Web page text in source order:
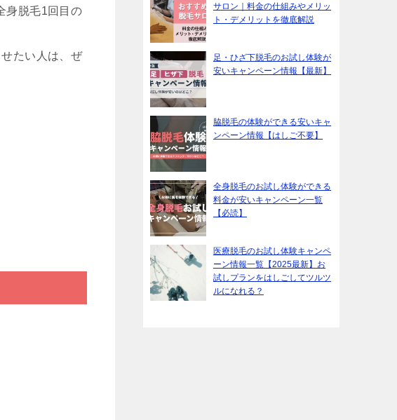
身脱毛1回目の
たい人は、ぜ
サロン｜料金の仕組みやメリッ
ト・デメリットを徹底解説
足・ひざ下脱毛のお試し体験が
安いキャンペーン情報【最新】
脇脱毛の体験ができる安いキャ
ンペーン情報【はしご不要】
全身脱毛のお試し体験ができる
料金が安いキャンペーン一覧
【必読】
医療脱毛のお試し体験キャンペ
ーン情報一覧【2025最新】お
試しプランをはしごしてツルツ
ルになれる？